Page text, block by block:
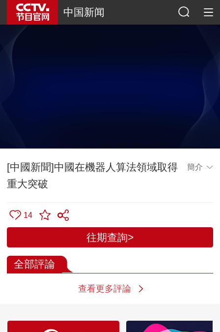
中国新闻
[中國新聞]中國在機器人算法領域取得
重大突破
簡介
14
往期查詢>
全部評論
查看更多評論